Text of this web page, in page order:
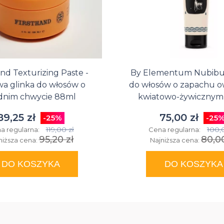
Texturizing Paste -
glinka do włosów o
chwycie 88ml
zł -25%
regularna: 119,00 zł
cena:95,20 zł
DO KOSZYKA
By Elementum
do włosów o zapachu
kwiatowo-
75,00 zł -
Cena regularna:
Najniższa cena:
DO KOSZYKA